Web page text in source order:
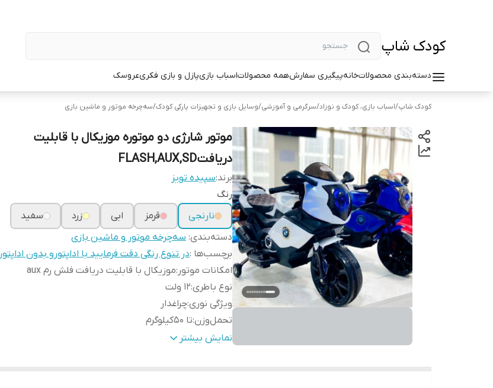
کودک شاپ
دسته‌بندی محصولاتخانهپیگیری سفارشهمه محصولاتاسباب بازیپازل و بازی فکریعروسک
کودک شاپ/اسباب بازی، کودک و نوزاد/سرگرمی و آموزشی/وسایل بازی و تجهیزات پارکی کودک/سه‌چرخه موتور و ماشین بازی
موتور شارژی دو موتوره موزیکال با قابلیت
دریافتFLASH,AUX,SD
برند:سپیده تویز
رنگ
نارنجی
قرمز ابی زرد
سفید
دسته‌بندی: سه‌چرخه موتور و ماشین بازی
برچسب‌ها :در تنوع رنگی دقت فرمایید با اداپتورو بدون اداپتور
امکانات موتور :موزیکال با قابلیت دریافت فلش رم aux
نوع باطری:۱۲ ولت
ویژگی نوری:چراغدار
تحمل‌وزن:تا ۵‌۰کیلوگرم
گیربگس:۲ گیربکس دنده جلو و دنده عقب
نمایش بیشتر